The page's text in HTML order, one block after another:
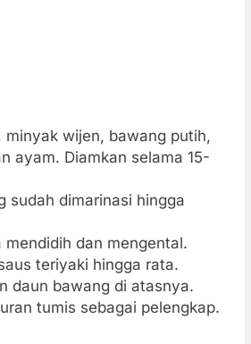
wijen, bawang putih,
ayam. Diamkan selama 15-
sudah dimarinasi hingga
dan mengental.
teriyaki hingga rata.
daun bawang di atasnya.
tumis sebagai pelengkap.